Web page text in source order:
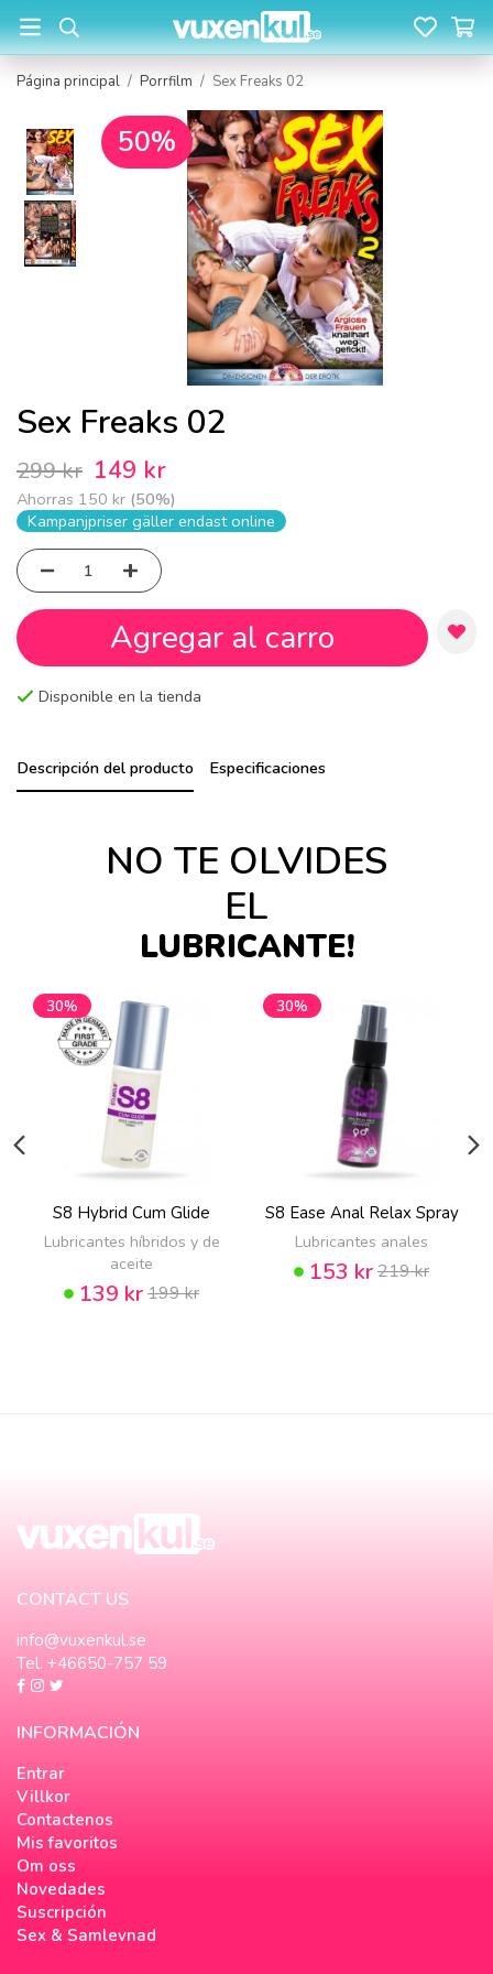
Página principal / Porrfilm / Sex Freaks 02
50%
Sex Freaks 02
299 kr 149 kr
Ahorras 150 kr (50%)
Kampanjpriser gäller endast online
Agregar al carro
Disponible en la tienda
Descripción del producto Especificaciones
NO TE OLVIDES
EL
LUBRICANTE!
30%
S8 Hybrid Cum Glide
Lubricantes híbridos y de
aceite
139 kr199 kr
30%
S8 Ease Anal Relax Spray
Lubricantes anales
153 kr219 kr
CONTACT US
info@vuxenkul.se
Tel. +46650-757 59
INFORMACIÓN
Entrar
Villkor
Contactenos
Mis favoritos
Om oss
Novedades
Suscripción
Sex & Samlevnad